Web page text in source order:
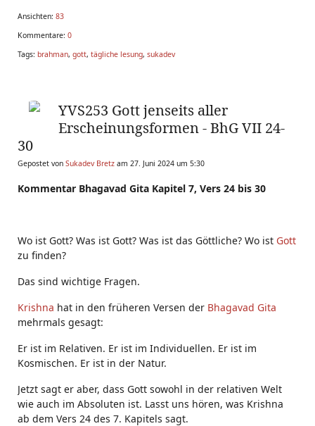
Ansichten: 83
Kommentare: 0
Tags: brahman, gott, tägliche lesung, sukadev
YVS253 Gott jenseits aller
Erscheinungsformen - BhG VII 24-
30
Gepostet von Sukadev Bretz am 27. Juni 2024 um 5:30
Kommentar Bhagavad Gita Kapitel 7, Vers 24 bis 30
Wo ist Gott? Was ist Gott? Was ist das Göttliche? Wo ist Gott
zu finden?
Das sind wichtige Fragen.
Krishna hat in den früheren Versen der Bhagavad Gita
mehrmals gesagt:
Er ist im Relativen. Er ist im Individuellen. Er ist im
Kosmischen. Er ist in der Natur.
Jetzt sagt er aber, dass Gott sowohl in der relativen Welt
wie auch im Absoluten ist. Lasst uns hören, was Krishna
ab dem Vers 24 des 7. Kapitels sagt.